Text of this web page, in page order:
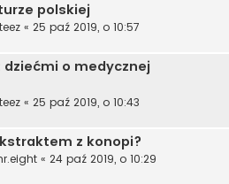
polskiej
« 25 paź 2019, o 10:57
dziećmi o medycznej
« 25 paź 2019, o 10:43
z konopi?
« 24 paź 2019, o 10:29